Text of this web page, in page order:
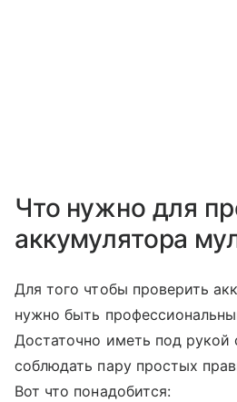
Что нужно для
аккумулятора
Для того чтобы проверить
нужно быть
Достаточно иметь под рукой
соблюдать пару простых
Вот что понадобится: